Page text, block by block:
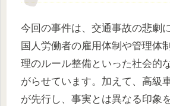
今回の事件は、交通事故の悲劇
国人労働者の雇用体制や管理体
理のルール整備といった社会的
がらせています。加えて、高級
が先行し、事実とは異なる印象